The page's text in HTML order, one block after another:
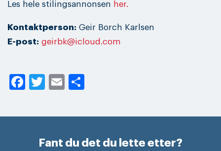
Les hele stilingsannonsen her.
Kontaktperson: Geir Borch Karlsen
E-post: geirbk@icloud.com
Facebook
Twitter
Email
Fant du det du lette etter?